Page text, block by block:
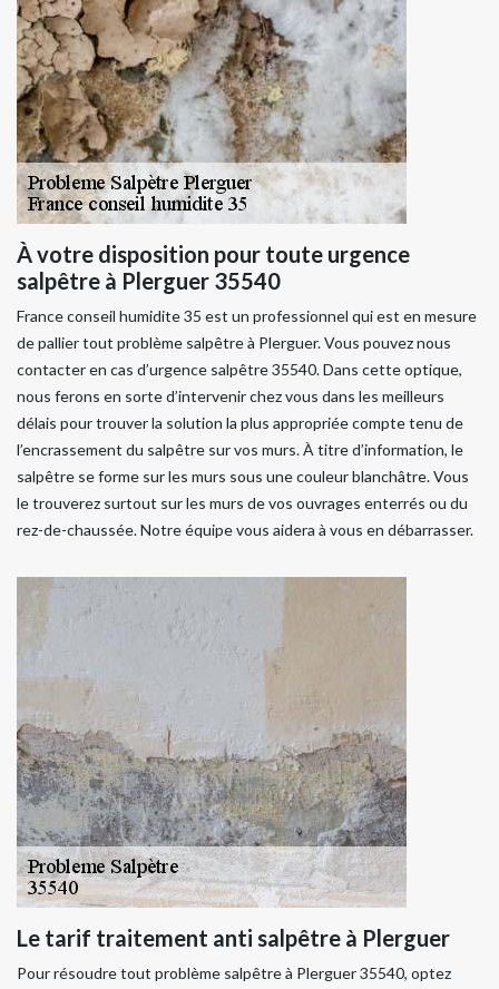
À votre disposition pour toute urgence
salpêtre à Plerguer 35540
France conseil humidite 35 est un professionnel qui est en mesure
de pallier tout problème salpêtre à Plerguer. Vous pouvez nous
contacter en cas d’urgence salpêtre 35540. Dans cette optique,
nous ferons en sorte d’intervenir chez vous dans les meilleurs
délais pour trouver la solution la plus appropriée compte tenu de
l’encrassement du salpêtre sur vos murs. À titre d’information, le
salpêtre se forme sur les murs sous une couleur blanchâtre. Vous
le trouverez surtout sur les murs de vos ouvrages enterrés ou du
rez-de-chaussée. Notre équipe vous aidera à vous en débarrasser.
Le tarif traitement anti salpêtre à Plerguer
Pour résoudre tout problème salpêtre à Plerguer 35540, optez